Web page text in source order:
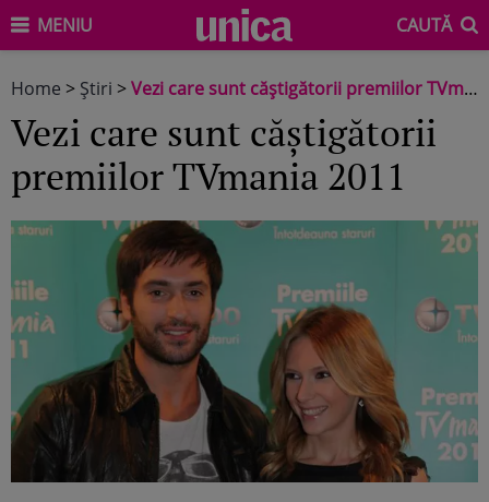
MENIU CAUTĂ
Home > Știri >Vezi care sunt căştigătorii premiilor TVmania 2011
Vezi care sunt căştigătorii
premiilor TVmania 2011